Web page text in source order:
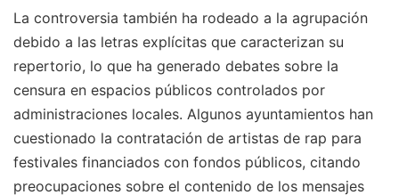
La controversia también ha rodeado a la agrupación
debido a las letras explícitas que caracterizan su
repertorio, lo que ha generado debates sobre la
censura en espacios públicos controlados por
administraciones locales. Algunos ayuntamientos han
cuestionado la contratación de artistas de rap para
festivales financiados con fondos públicos, citando
preocupaciones sobre el contenido de los mensajes